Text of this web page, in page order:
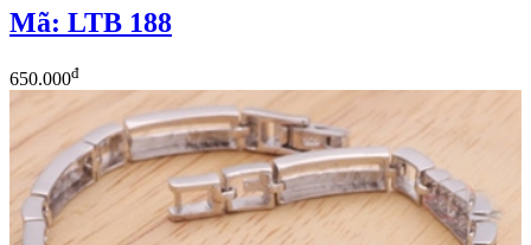
Mã: LTB 188
650.000đ